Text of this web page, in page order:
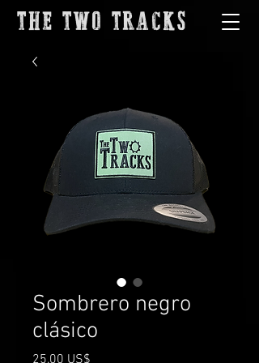
THE TWO TRACKS
Sombrero negro
clásico
25,00 US$